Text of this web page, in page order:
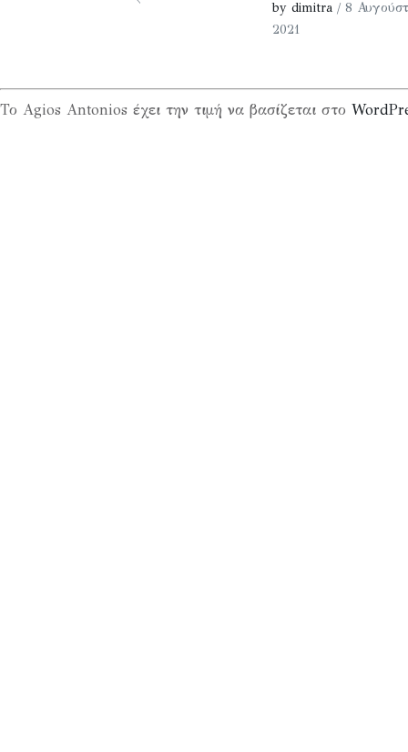
by dimitra / 8
2021
Το Agios Antonios έχει την τιμή να βασίζεται στο